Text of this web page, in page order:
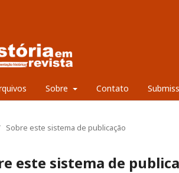
Sobre Contato
Sobre este sistema de publicação
este sistema de